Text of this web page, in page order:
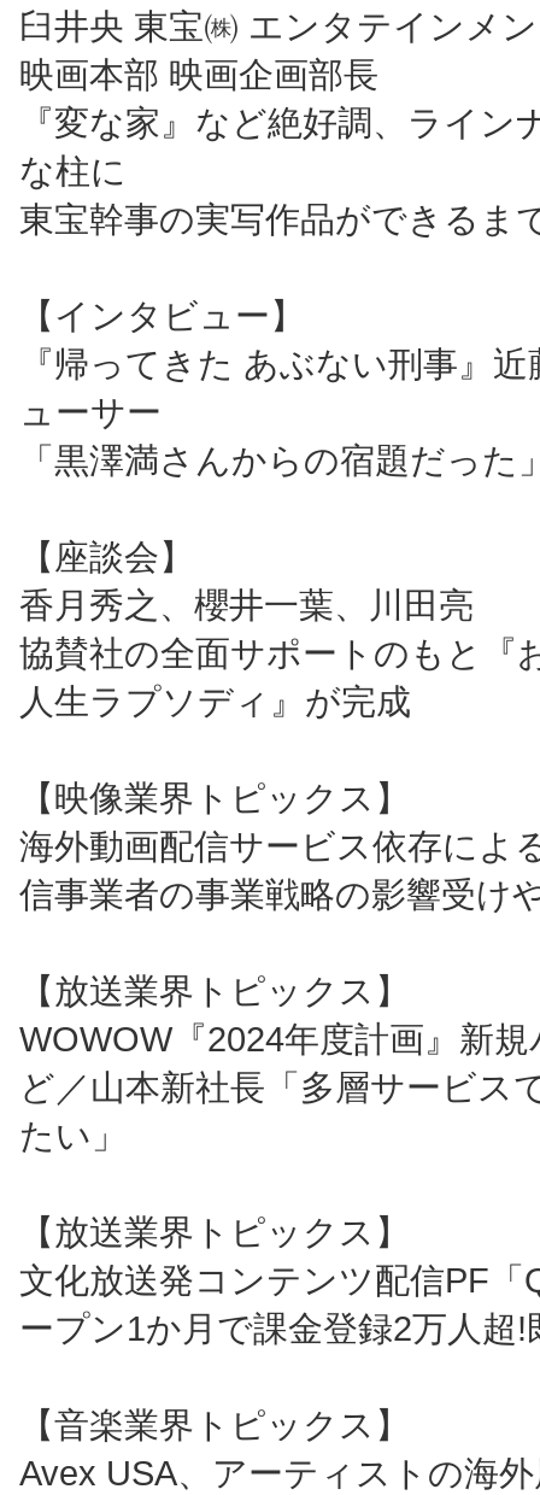
臼井央 東宝㈱ エンタテインメ
映画本部 映画企画部長
『変な家』など絶好調、ライン
な柱に
東宝幹事の実写作品ができるま
【インタビュー】
『帰ってきた あぶない刑事』
ューサー
「黒澤満さんからの宿題だった
【座談会】
香月秀之、櫻井一葉、川田亮
協賛社の全面サポートのもと『
人生ラプソディ』が完成
【映像業界トピックス】
海外動画配信サービス依存によ
信事業者の事業戦略の影響受け
【放送業界トピックス】
WOWOW『2024年度計画』新
ど／山本新社長「多層サービス
たい」
【放送業界トピックス】
文化放送発コンテンツ配信PF「
ープン1か月で課金登録2万人超!
【音楽業界トピックス】
Avex USA、アーティストの海